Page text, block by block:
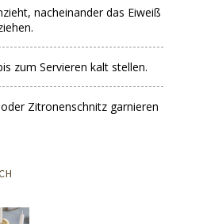
nacheinander das Eiweiß
zum Servieren kalt stellen.
Zitronenschnitz garnieren